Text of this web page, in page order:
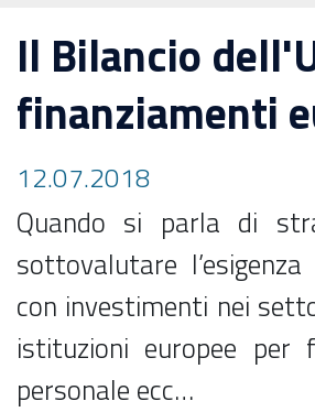
Tutte le notizie
Newsletter
Il Bilancio
finanziamenti
12.07.2018
Quando si parla di
sottovalutare
con investimenti nei
istituzioni europee per
personale ecc…